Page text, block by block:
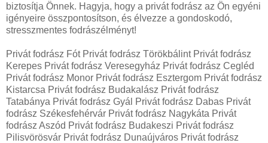
biztosítja Önnek. Hagyja, hogy a privát fodrász az Ön egyéni
igényeire összpontosítson, és élvezze a gondoskodó,
stresszmentes fodrászélményt!
Privát fodrász Fót Privát fodrász Törökbálint Privát fodrász
Kerepes Privát fodrász Veresegyház Privát fodrász Cegléd
Privát fodrász Monor Privát fodrász Esztergom Privát fodrász
Kistarcsa Privát fodrász Budakalász Privát fodrász
Tatabánya Privát fodrász Gyál Privát fodrász Dabas Privát
fodrász Székesfehérvár Privát fodrász Nagykáta Privát
fodrász Aszód Privát fodrász Budakeszi Privát fodrász
Pilisvörösvár Privát fodrász Dunaújváros Privát fodrász